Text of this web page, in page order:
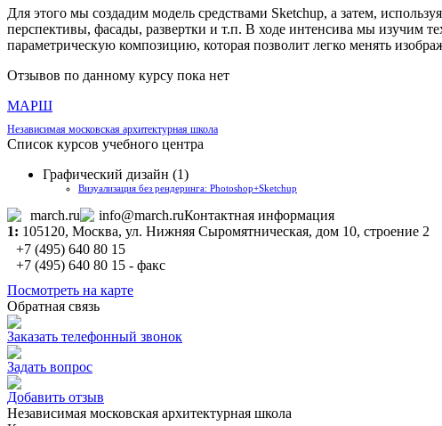
Для этого мы создадим модель средствами Sketchup, а затем,
перспективы, фасады, развертки и т.п. В ходе интенсива мы изучим
параметрическую композицию, которая позволит легко менять
Отзывов по данному курсу пока нет
МАРШ
Независимая московская архитектурная школа
Список курсов учебного центра
Графический дизайн (1)
Визуализация без рендеринга: Photoshop+Sketchup
march.ru info@march.ruКонтактная информация
1: 105120, Москва, ул. Нижняя Сыромятническая, дом 10, строение 2
+7 (495) 640 80 15
+7 (495) 640 80 15 - факс
Посмотреть на карте
Обратная связь
Заказать телефонный звонок
Задать вопрос
Добавить отзыв
Независимая московская архитектурная школа